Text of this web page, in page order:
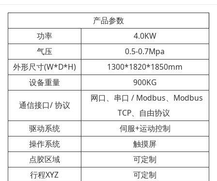
产品参数
功率
4.0KW
气压
0.5-0.7Mpa
外形尺寸(W*D*H)
1300*1820*1850mm
设备重量
900KG
通信接口/ 协议
网口、串口 / Modbus、Modbus
TCP、自由协议
驱动系统
伺服+运动控制
操作系统
触摸屏
点胶区域
可定制
行程XYZ
可定制